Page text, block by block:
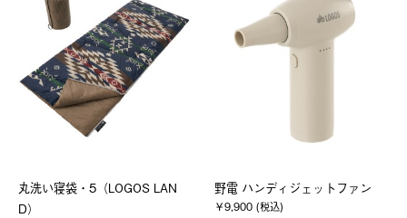
丸洗い寝袋・5（LOGOS LAN
D）
野電 ハンディジェットファン
￥9,900 (税込)